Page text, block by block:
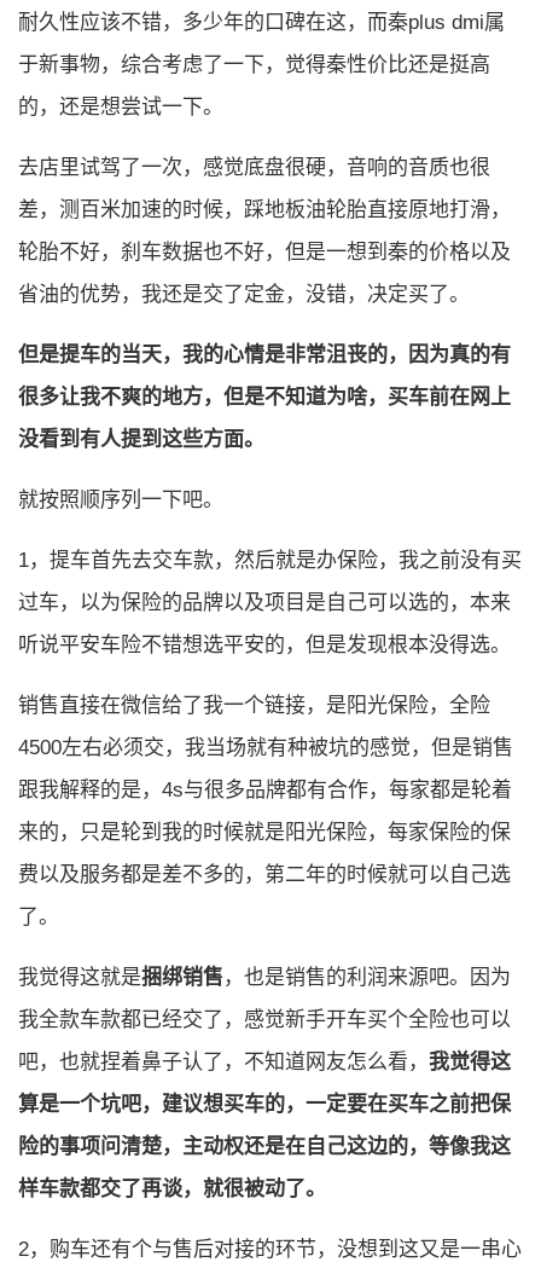
耐久性应该不错，多少年的口碑在这，而秦plus dmi属
于新事物，综合考虑了一下，觉得秦性价比还是挺高
的，还是想尝试一下。
去店里试驾了一次，感觉底盘很硬，音响的音质也很
差，测百米加速的时候，踩地板油轮胎直接原地打滑，
轮胎不好，刹车数据也不好，但是一想到秦的价格以及
省油的优势，我还是交了定金，没错，决定买了。
但是提车的当天，我的心情是非常沮丧的，因为真的有
很多让我不爽的地方，但是不知道为啥，买车前在网上
没看到有人提到这些方面。
就按照顺序列一下吧。
1，提车首先去交车款，然后就是办保险，我之前没有买
过车，以为保险的品牌以及项目是自己可以选的，本来
听说平安车险不错想选平安的，但是发现根本没得选。
销售直接在微信给了我一个链接，是阳光保险，全险
4500左右必须交，我当场就有种被坑的感觉，但是销售
跟我解释的是，4s与很多品牌都有合作，每家都是轮着
来的，只是轮到我的时候就是阳光保险，每家保险的保
费以及服务都是差不多的，第二年的时候就可以自己选
了。
我觉得这就是捆绑销售 ，也是销售的利润来源吧。因为
我全款车款都已经交了，感觉新手开车买个全险也可以
吧，也就捏着鼻子认了，不知道网友怎么看， 我觉得这
算是一个坑吧，建议想买车的，一定要在买车之前把保
险的事项问清楚，主动权还是在自己这边的，等像我这
样车款都交了再谈，就很被动了。
2，购车还有个与售后对接的环节，没想到这又是一串心